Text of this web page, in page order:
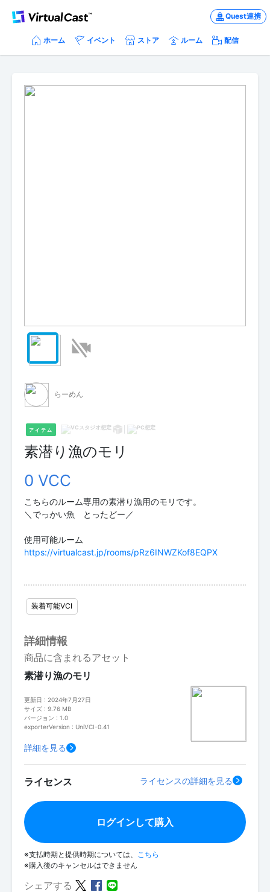
Quest連携
ホーム イベント ストア ルーム 配信
らーめん
アイテム
素潜り漁のモリ
0 VCC
こちらのルーム専用の素潜り漁用のモリです。
＼でっかい魚 とったどー／
https://virtualcast.jp/rooms/pRz6INWZKof8EQPX
装着可能VCI
詳細情報
商品に含まれるアセット
素潜り漁のモリ
更新日 : 2024年7月27日
サイズ : 9.76 MB
バージョン : 1.0
exporterVersion : UniVCI-0.41
詳細を見る
ライセンス ライセンスの詳細を見る
ログインして購入
※支払時期と提供時期については、
こちら
※購入後のキャンセルはできません
シェアする